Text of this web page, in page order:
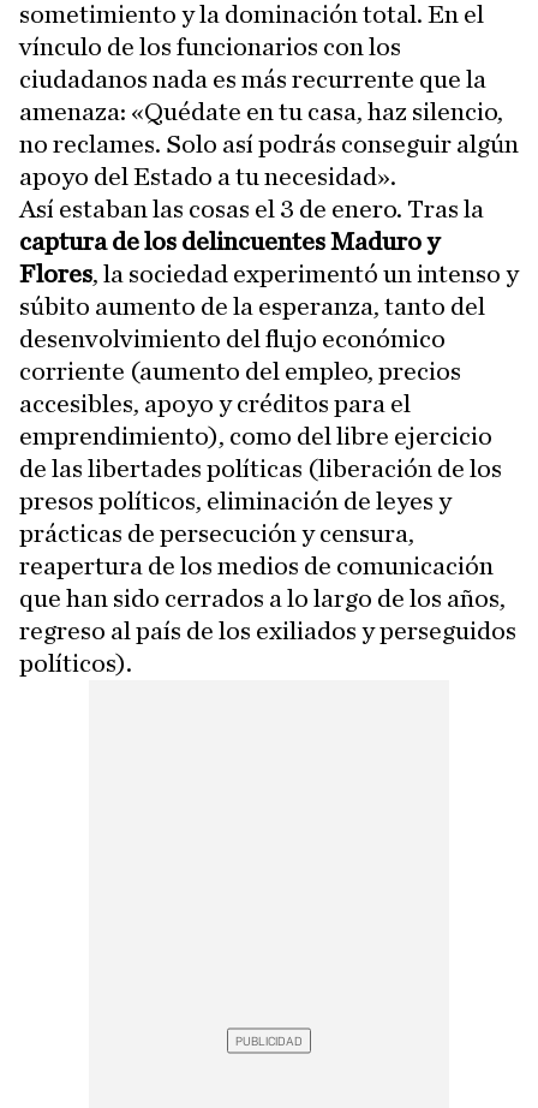
sometimiento y la dominación total. En el
vínculo de los funcionarios con los
ciudadanos nada es más recurrente que la
amenaza: «Quédate en tu casa, haz silencio,
no reclames. Solo así podrás conseguir algún
apoyo del Estado a tu necesidad».
Así estaban las cosas el 3 de enero. Tras la
captura de los delincuentes Maduro y
Flores, la sociedad experimentó un intenso y
súbito aumento de la esperanza, tanto del
desenvolvimiento del flujo económico
corriente (aumento del empleo, precios
accesibles, apoyo y créditos para el
emprendimiento), como del libre ejercicio
de las libertades políticas (liberación de los
presos políticos, eliminación de leyes y
prácticas de persecución y censura,
reapertura de los medios de comunicación
que han sido cerrados a lo largo de los años,
regreso al país de los exiliados y perseguidos
políticos).